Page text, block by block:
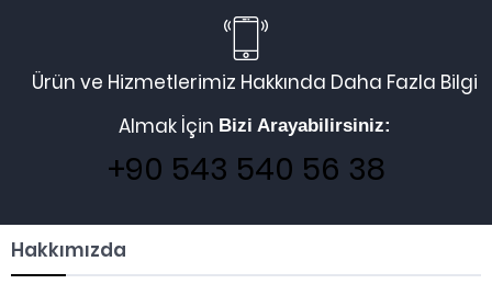
Ürün ve Hizmetlerimiz Hakkında Daha Fazla Bilgi
Almak İçin Bizi Arayabilirsiniz:
+90 543 540 56 38
Hakkımızda